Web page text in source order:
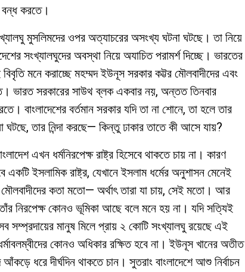
বন্ধ করতে।
মুসলিমদের ওপর অত্যাচরের অসংখ্য ঘটনা ঘটছে। তা নিয়ে
সংখ্যালঘুদের অবস্থা নিয়ে অযাচিত পরামর্শ দিচ্ছে। ভারতের
মনে করাচ্ছে মহম্মদ ইউনূস সরকার কট্টর মৌলবাদীদের এবং
ভারত সরকারের সাউথ ব্লক একবার নয়, অন্তত তিনবার
বাংলাদেশের বর্তমান সরকার যদি তা না শোনে, তা হলে তার
ঘটছে, তার নিন্দা করছে— কিন্তু ঢাকার তাতে কী আসে যায়?
এখন ধর্মনিরপেক্ষ রাষ্ট্র হিসেবে থাকতে চায় না। কারণ
একটি ইসলামিক রাষ্ট্র, যেখানে ইসলাম ধর্মের অনুশাসন মেনেই
মৌলবাদীদের কতা মতো— অর্থাৎ তারা যা চায়, সেই মতো। আর
নিরপেক্ষ কোনও ভূমিকা আছে বলে মনে হয় না। যদি সত্যিই
সম্প্রদায়ের মানুষ মিলে প্রায় ২ কোটি সংখ্যালঘু রয়েছে এই
কোনও অধিকার রক্ষিত হবে না। ইউনূস খানের অতীত
ধরে দীর্ঘদিন থাকতে চান। সুতরাং বাংলাদেশে আশু নির্বাচন